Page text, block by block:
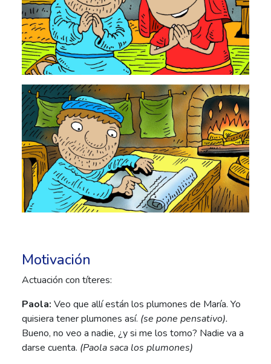
Motivación
Actuación con títeres:
Paola: Veo que allí están los plumones de María. Yo
quisiera tener plumones así. (se pone pensativo).
Bueno, no veo a nadie, ¿y si me los tomo? Nadie va a
darse cuenta. (Paola saca los plumones)